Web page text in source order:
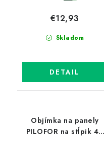
Skladom
€12,93
DETAIL
Objímka na panely
PILOFOR na stĺpik 48